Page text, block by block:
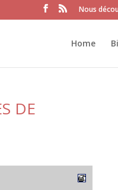
Nous
Home
DE